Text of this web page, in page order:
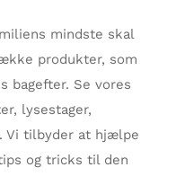
mindste skal
produkter, som
bagefter. Se vores
lysestager,
Vi tilbyder at hjælpe
og tricks til den